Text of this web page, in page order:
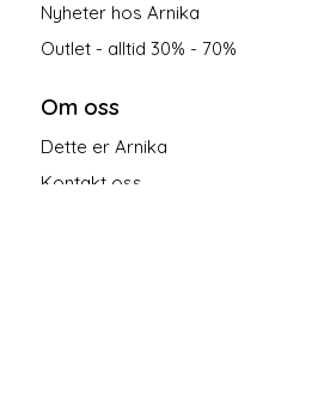
Nyheter hos Arnika
Outlet - alltid 30% - 70%
Om oss
Dette er Arnika
Kontakt oss